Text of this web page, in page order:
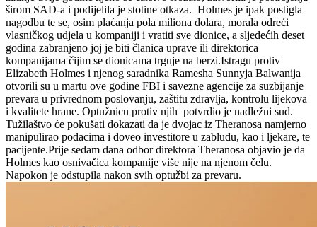
širom SAD-a i podijelila je stotine otkaza. Holmes je ipak postigla
nagodbu te se, osim plaćanja pola miliona dolara, morala odreći
vlasničkog udjela u kompaniji i vratiti sve dionice, a sljedećih deset
godina zabranjeno joj je biti članica uprave ili direktorica
kompanijama čijim se dionicama trguje na berzi.Istragu protiv
Elizabeth Holmes i njenog saradnika Ramesha Sunnyja Balwanija
otvorili su u martu ove godine FBI i savezne agencije za suzbijanje
prevara u privrednom poslovanju, zaštitu zdravlja, kontrolu lijekova
i kvalitete hrane. Optužnicu protiv njih potvrdio je nadležni sud.
Tužilaštvo će pokušati dokazati da je dvojac iz Theranosa namjerno
manipulirao podacima i doveo investitore u zabludu, kao i ljekare, te
pacijente.Prije sedam dana odbor direktora Theranosa objavio je da
Holmes kao osnivačica kompanije više nije na njenom čelu.
Napokon je odstupila nakon svih optužbi za prevaru.